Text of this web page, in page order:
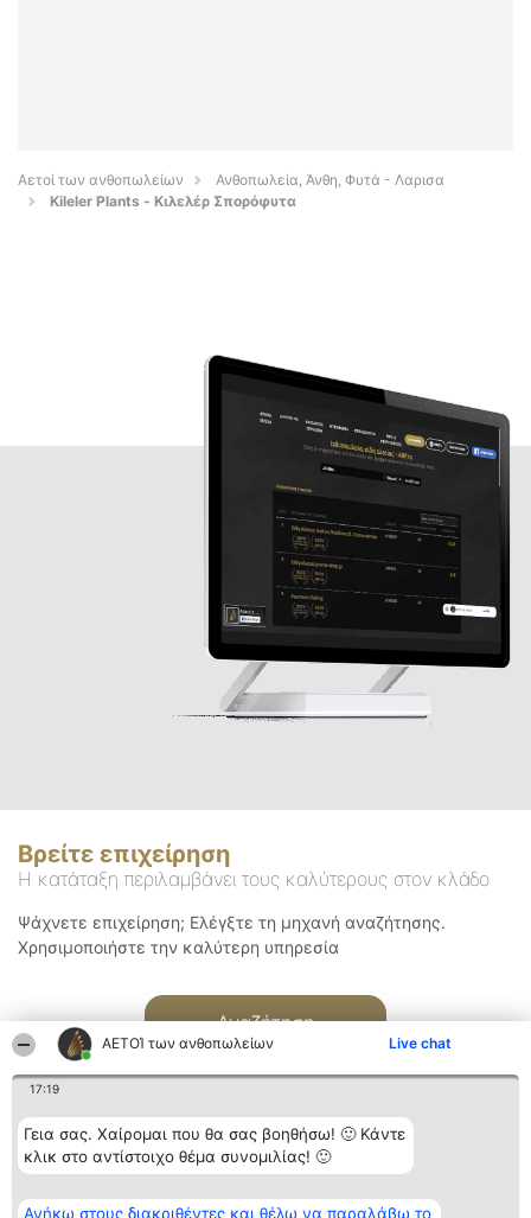
ΑΕΤΟΊ των ανθοπωλείων Live chat
17:19
Γεια σας. Χαίρομαι που θα σας βοηθήσω! 🙂 Κάντε
κλικ στο αντίστοιχο θέμα συνομιλίας! 🙂
Ανήκω στους διακριθέντες και θέλω να παραλάβω το
Αετοί των ανθοπωλείων
Ανθοπωλεία, Άνθη, Φυτά - Λαρισα
Kileler Plants - Κιλελέρ Σπορόφυτα
Βρείτε επιχείρηση
Η κατάταξη περιλαμβάνει τους καλύτερους στον κλάδο
Ψάχνετε επιχείρηση; Ελέγξτε τη μηχανή αναζήτησης.
Χρησιμοποιήστε την καλύτερη υπηρεσία
Αναζήτηση
Διοργανωτής της
κατάταξης
Κατάταξη
Διακριθέντες
Επικοινωνία
Επικοινωνία